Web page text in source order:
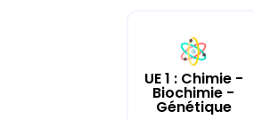
UE 1 : Chimie -
Biochimie -
Génétique